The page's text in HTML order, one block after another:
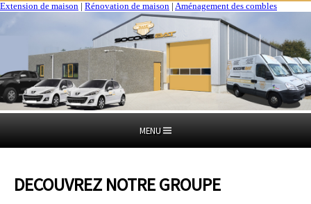
Extension de maison Rénovation de maison Aménagement des combles
MENU
DECOUVREZ NOTRE GROUPE